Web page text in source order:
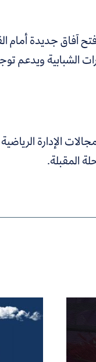
آفاق جديدة أمام
الشبابية ويدعم
الإدارة الرياضية
المقبلة.